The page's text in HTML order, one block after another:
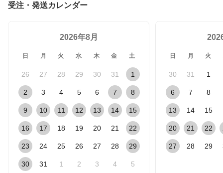
受注・発送カレンダー
2026年8月
日 月 火 水 木 金 土
26 27 28 29 30 31 1
2 3 4 5 6 7 8
9 10 11 12 13 14 15
16 17 18 19 20 21 22
23 24 25 26 27 28 29
30 31 1 2 3 4 5
日 月 火
30 31 1
6 7 8
13 14 15
20 21 22
27 28 29